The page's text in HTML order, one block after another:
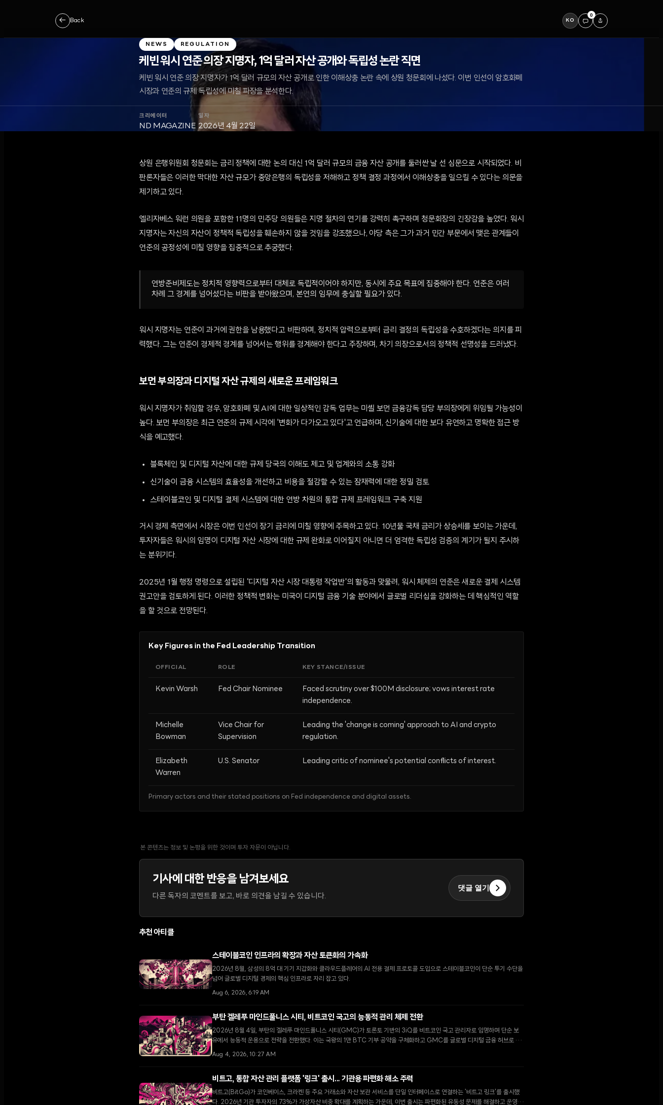
← Back KO
0
NEWS REGULATION
케빈 워시 연준 의장 지명자, 1억 달러 자산 공개와 독립성 논란 직면
케빈 워시 연준 의장 지명자가 1억 달러 규모의 자산 공개로 인한 이해상충 논란 속에 상원 청문회에 나섰다. 이번 인선이 암호화폐
시장과 연준의 규제 독립성에 미칠 파장을 분석한다.
크리에이터
ND MAGAZINE
일자
2026년 4월 22일
상원 은행위원회 청문회는 금리 정책에 대한 논의 대신 1억 달러 규모의 금융 자산 공개를 둘러싼 날 선 심문으로 시작되었다. 비
판론자들은 이러한 막대한 자산 규모가 중앙은행의 독립성을 저해하고 정책 결정 과정에서 이해상충을 일으킬 수 있다는 의문을
제기하고 있다.
엘리자베스 워런 의원을 포함한 11명의 민주당 의원들은 지명 절차의 연기를 강력히 촉구하며 청문회장의 긴장감을 높였다. 워시
지명자는 자신의 자산이 정책적 독립성을 훼손하지 않을 것임을 강조했으나, 야당 측은 그가 과거 민간 부문에서 맺은 관계들이
연준의 공정성에 미칠 영향을 집중적으로 추궁했다.
연방준비제도는 정치적 영향력으로부터 대체로 독립적이어야 하지만, 동시에 주요 목표에 집중해야 한다. 연준은 여러
차례 그 경계를 넘어섰다는 비판을 받아왔으며, 본연의 임무에 충실할 필요가 있다.
워시 지명자는 연준이 과거에 권한을 남용했다고 비판하며, 정치적 압력으로부터 금리 결정의 독립성을 수호하겠다는 의지를 피
력했다. 그는 연준이 경제적 경계를 넘어서는 행위를 경계해야 한다고 주장하며, 차기 의장으로서의 정책적 선명성을 드러냈다.
보먼 부의장과 디지털 자산 규제의 새로운 프레임워크
워시 지명자가 취임할 경우, 암호화폐 및 AI에 대한 일상적인 감독 업무는 미셸 보먼 금융감독 담당 부의장에게 위임될 가능성이
높다. 보먼 부의장은 최근 연준의 규제 시각에 '변화가 다가오고 있다'고 언급하며, 신기술에 대한 보다 유연하고 명확한 접근 방
식을 예고했다.
블록체인 및 디지털 자산에 대한 규제 당국의 이해도 제고 및 업계와의 소통 강화
신기술이 금융 시스템의 효율성을 개선하고 비용을 절감할 수 있는 잠재력에 대한 정밀 검토
스테이블코인 및 디지털 결제 시스템에 대한 연방 차원의 통합 규제 프레임워크 구축 지원
거시 경제 측면에서 시장은 이번 인선이 장기 금리에 미칠 영향에 주목하고 있다. 10년물 국채 금리가 상승세를 보이는 가운데,
투자자들은 워시의 임명이 디지털 자산 시장에 대한 규제 완화로 이어질지 아니면 더 엄격한 독립성 검증의 계기가 될지 주시하
는 분위기다.
2025년 1월 행정 명령으로 설립된 '디지털 자산 시장 대통령 작업반'의 활동과 맞물려, 워시 체제의 연준은 새로운 결제 시스템
권고안을 검토하게 된다. 이러한 정책적 변화는 미국이 디지털 금융 기술 분야에서 글로벌 리더십을 강화하는 데 핵심적인 역할
을 할 것으로 전망된다.
Key Figures in the Fed Leadership Transition
OFFICIAL ROLE KEY STANCE/ISSUE
Kevin Warsh Fed Chair Nominee
Faced scrutiny over $100M disclosure; vows interest rate
independence.
Michelle
Bowman
Vice Chair for
Supervision
Leading the 'change is coming' approach to AI and crypto
regulation.
Elizabeth
Warren
U.S. Senator Leading critic of nominee's potential conflicts of interest.
Primary actors and their stated positions on Fed independence and digital assets.
본 콘텐츠는 정보 및 논평을 위한 것이며 투자 자문이 아닙니다.
기사에 대한 반응을 남겨보세요
다른 독자의 코멘트를 보고, 바로 의견을 남길 수 있습니다.
댓글 열기
추천 아티클
스테이블코인 인프라의 확장과 자산 토큰화의 가속화
2026년 8월, 삼성의 8억 대 기기 지갑화와 클라우드플레어의 AI 전용 결제 프로토콜 도입으로 스테이블코인이 단순 투기 수단을
넘어 글로벌 디지털 경제의 핵심 인프라로 자리 잡고 있다.
Aug 6, 2026, 6:19 AM
부탄 겔레푸 마인드풀니스 시티, 비트코인 국고의 능동적 관리 체제 전환
2026년 8월 4일, 부탄의 겔레푸 마인드풀니스 시티(GMC)가 토론토 기반의 3iQ를 비트코인 국고 관리자로 임명하며 단순 보
유에서 능동적 운용으로 전략을 전환했다. 이는 국왕의 1만 BTC 기부 공약을 구체화하고 GMC를 글로벌 디지털 금융 허브로 육
성하기 위한 핵심 단계다.
Aug 4, 2026, 10:27 AM
비트고, 통합 자산 관리 플랫폼 '링크' 출시... 기관용 파편화 해소 주력
비트고(BitGo)가 코인베이스, 크라켄 등 주요 거래소와 자산 보관 서비스를 단일 인터페이스로 연결하는 '비트고 링크'를 출시했
다. 2026년 기관 투자자의 73%가 가상자산 비중 확대를 계획하는 가운데, 이번 출시는 파편화된 유동성 문제를 해결하고 운영